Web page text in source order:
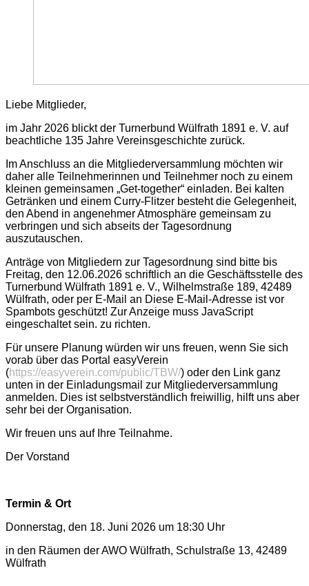
Liebe Mitglieder,
im Jahr 2026 blickt der Turnerbund Wülfrath 1891 e. V. auf
beachtliche 135 Jahre Vereinsgeschichte zurück.
Im Anschluss an die Mitgliederversammlung möchten wir
daher alle Teilnehmerinnen und Teilnehmer noch zu einem
kleinen gemeinsamen „Get-together“ einladen. Bei kalten
Getränken und einem Curry-Flitzer besteht die Gelegenheit,
den Abend in angenehmer Atmosphäre gemeinsam zu
verbringen und sich abseits der Tagesordnung
auszutauschen.
Anträge von Mitgliedern zur Tagesordnung sind bitte bis
Freitag, den 12.06.2026 schriftlich an die Geschäftsstelle des
Turnerbund Wülfrath 1891 e. V., Wilhelmstraße 189, 42489
Wülfrath, oder per E-Mail an Diese E-Mail-Adresse ist vor
Spambots geschützt! Zur Anzeige muss JavaScript
eingeschaltet sein. zu richten.
Für unsere Planung würden wir uns freuen, wenn Sie sich
vorab über das Portal easyVerein
(https://easyverein.com/public/TBW/) oder den Link ganz
unten in der Einladungsmail zur Mitgliederversammlung
anmelden. Dies ist selbstverständlich freiwillig, hilft uns aber
sehr bei der Organisation.
Wir freuen uns auf Ihre Teilnahme.
Der Vorstand
Termin & Ort
Donnerstag, den 18. Juni 2026 um 18:30 Uhr
in den Räumen der AWO Wülfrath, Schulstraße 13, 42489
Wülfrath